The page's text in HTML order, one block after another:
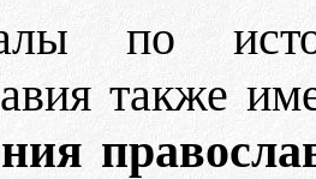
по
также